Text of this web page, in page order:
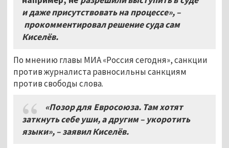
и даже присутствовать на процессе», –
прокомментировал решение суда сам
Киселёв.
По мнению главы МИА «Россия сегодня», санкции
против журналиста равносильны санкциям
против свободы слова.
«Позор для Евросоюза. Там хотят
заткнуть себе уши, а другим – укоротить
языки», – заявил Киселёв.